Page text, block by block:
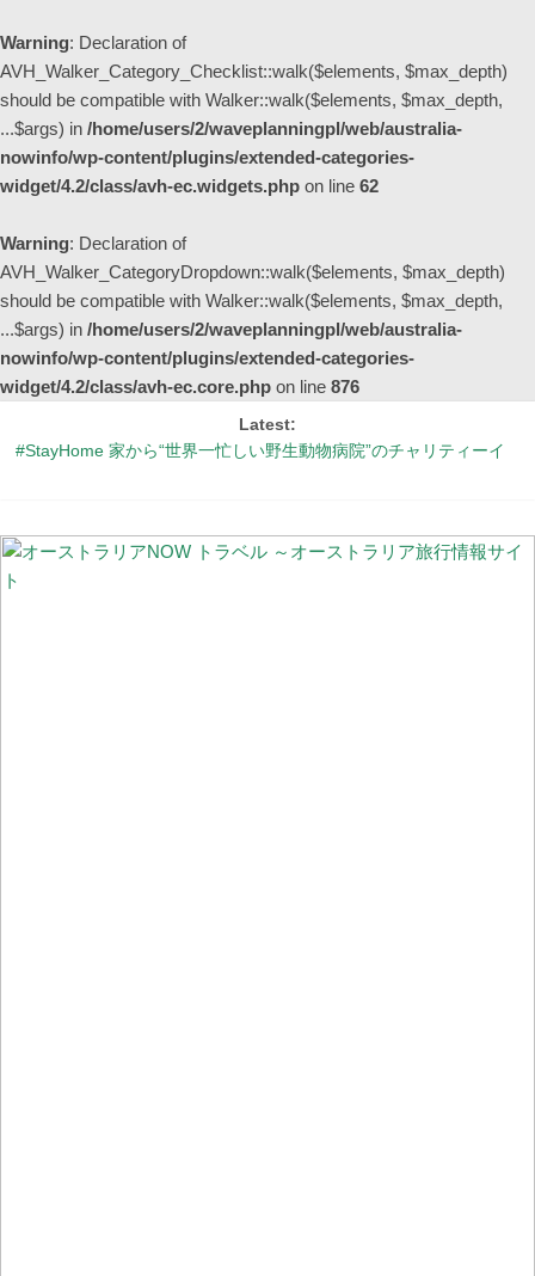
Warning: Declaration of
AVH_Walker_Category_Checklist::walk($elements, $max_depth)
should be compatible with Walker::walk($elements, $max_depth,
...$args) in /home/users/2/waveplanningpl/web/australia-
nowinfo/wp-content/plugins/extended-categories-
widget/4.2/class/avh-ec.widgets.php on line 62
Warning: Declaration of
AVH_Walker_CategoryDropdown::walk($elements, $max_depth)
should be compatible with Walker::walk($elements, $max_depth,
...$args) in /home/users/2/waveplanningpl/web/australia-
nowinfo/wp-content/plugins/extended-categories-
widget/4.2/class/avh-ec.core.php on line 876
Latest:
#StayHome 家から“世界一忙しい野生動物病院”のチャリティーイ
【更新】オーストラリア国内の州間移動規制の現状
オーストラリアの非接触型買い物事情 ～レジでの会計不要！完全